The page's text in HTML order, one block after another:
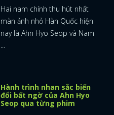
Hai nam chính thu hút nhất
màn ảnh nhỏ Hàn Quốc hiện
nay là Ahn Hyo Seop và Nam
...
Hành trình nhan sắc biến
đổi bất ngờ của Ahn Hyo
Seop qua từng phim